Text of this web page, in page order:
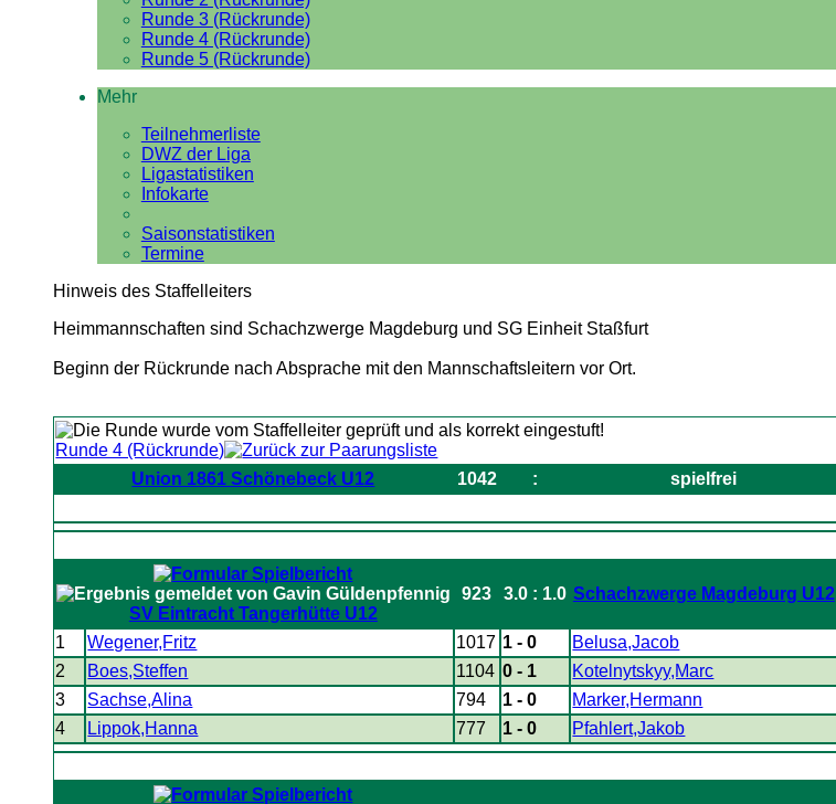
Runde 3 (Rückrunde)
Runde 4 (Rückrunde)
Runde 5 (Rückrunde)
Mehr
Teilnehmerliste
DWZ der Liga
Ligastatistiken
Infokarte
Saisonstatistiken
Termine
Hinweis des Staffelleiters
Heimmannschaften sind Schachzwerge Magdeburg und SG Einheit Staßfurt
Beginn der Rückrunde nach Absprache mit den Mannschaftsleitern vor Ort.
Runde 4 (Rückrunde)
Union 1861 Schönebeck U12
1042 : spielfrei
SV Eintracht Tangerhütte U12
923 3.0 : 1.0 Schachzwerge Magdeburg U12
1 Wegener,Fritz 1017 1 - 0 Belusa,Jacob
2
Boes,Steffen 1104 0 - 1 Kotelnytskyy,Marc
3
Sachse,Alina 794 1 - 0 Marker,Hermann
4
Lippok,Hanna 777 1 - 0 Pfahlert,Jakob